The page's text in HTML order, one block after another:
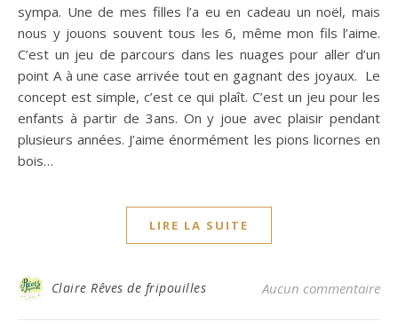
sympa. Une de mes filles l’a eu en cadeau un noël, mais
nous y jouons souvent tous les 6, même mon fils l’aime.
C’est un jeu de parcours dans les nuages pour aller d’un
point A à une case arrivée tout en gagnant des joyaux. Le
concept est simple, c’est ce qui plaît. C’est un jeu pour les
enfants à partir de 3ans. On y joue avec plaisir pendant
plusieurs années. J’aime énormément les pions licornes en
bois…
LIRE LA SUITE
Claire Rêves de fripouilles Aucun commentaire